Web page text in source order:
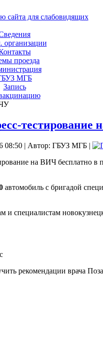
сайта для слабовидящих
организации
проезда
МГБ
Запись
тестирование
08:50 | Автор: ГБУЗ МГБ |
на ВИЧ бесплатно в
автомобиль с бригадой
и специалистам
рекомендации врача